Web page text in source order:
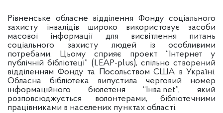
Рівненське обласне відділення Фонду соціального
захисту інвалідів широко використовує засоби
масової інформації для висвітлення питань
соціального захисту людей із особливими
потребами. Цьому сприяє проект “Інтернет у
публічній бібліотеці” (LEAP-plus), спільно створений
відділенням Фонду та Посольством США в Україні.
Обласна бібліотека випустила черговий номер
інформаційного бюлетеня “Інва.net”, який
розповсюджується волонтерами, бібліотечними
працівниками в населених пунктах області.